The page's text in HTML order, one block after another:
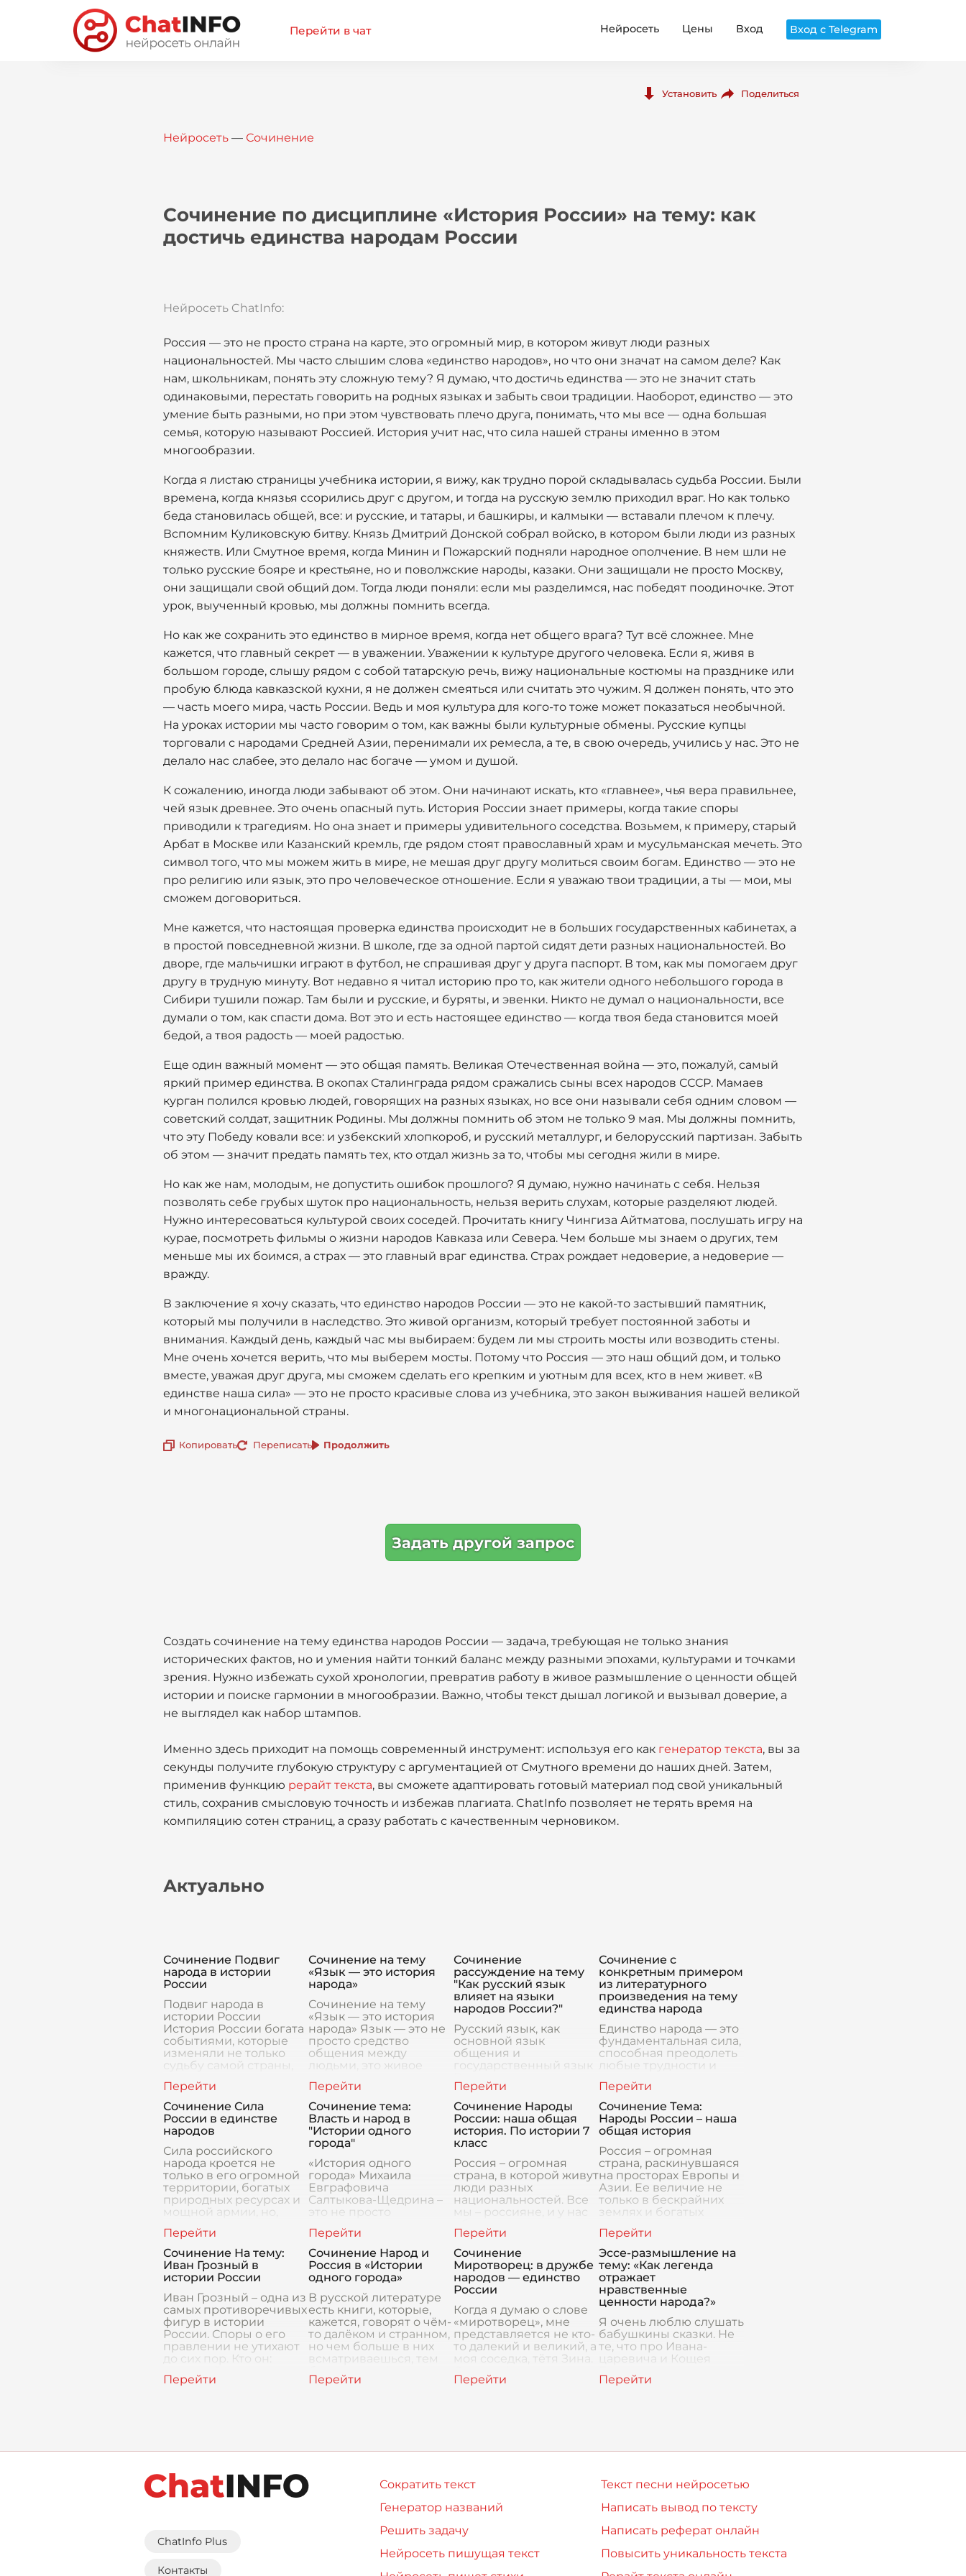
Перейти в чат Нейросеть Цены Вход Вход с Telegram
Установить Поделиться
Нейросеть — Сочинение
Сочинение по дисциплине «История России» на тему: как
достичь единства народам России
Нейросеть ChatInfo:
Россия — это не просто страна на карте, это огромный мир, в котором живут люди разных
национальностей. Мы часто слышим слова «единство народов», но что они значат на самом деле? Как
нам, школьникам, понять эту сложную тему? Я думаю, что достичь единства — это не значит стать
одинаковыми, перестать говорить на родных языках и забыть свои традиции. Наоборот, единство — это
умение быть разными, но при этом чувствовать плечо друга, понимать, что мы все — одна большая
семья, которую называют Россией. История учит нас, что сила нашей страны именно в этом
многообразии.
Когда я листаю страницы учебника истории, я вижу, как трудно порой складывалась судьба России. Были
времена, когда князья ссорились друг с другом, и тогда на русскую землю приходил враг. Но как только
беда становилась общей, все: и русские, и татары, и башкиры, и калмыки — вставали плечом к плечу.
Вспомним Куликовскую битву. Князь Дмитрий Донской собрал войско, в котором были люди из разных
княжеств. Или Смутное время, когда Минин и Пожарский подняли народное ополчение. В нем шли не
только русские бояре и крестьяне, но и поволжские народы, казаки. Они защищали не просто Москву,
они защищали свой общий дом. Тогда люди поняли: если мы разделимся, нас победят поодиночке. Этот
урок, выученный кровью, мы должны помнить всегда.
Но как же сохранить это единство в мирное время, когда нет общего врага? Тут всё сложнее. Мне
кажется, что главный секрет — в уважении. Уважении к культуре другого человека. Если я, живя в
большом городе, слышу рядом с собой татарскую речь, вижу национальные костюмы на празднике или
пробую блюда кавказской кухни, я не должен смеяться или считать это чужим. Я должен понять, что это
— часть моего мира, часть России. Ведь и моя культура для кого-то тоже может показаться необычной.
На уроках истории мы часто говорим о том, как важны были культурные обмены. Русские купцы
торговали с народами Средней Азии, перенимали их ремесла, а те, в свою очередь, учились у нас. Это не
делало нас слабее, это делало нас богаче — умом и душой.
К сожалению, иногда люди забывают об этом. Они начинают искать, кто «главнее», чья вера правильнее,
чей язык древнее. Это очень опасный путь. История России знает примеры, когда такие споры
приводили к трагедиям. Но она знает и примеры удивительного соседства. Возьмем, к примеру, старый
Арбат в Москве или Казанский кремль, где рядом стоят православный храм и мусульманская мечеть. Это
символ того, что мы можем жить в мире, не мешая друг другу молиться своим богам. Единство — это не
про религию или язык, это про человеческое отношение. Если я уважаю твои традиции, а ты — мои, мы
сможем договориться.
Мне кажется, что настоящая проверка единства происходит не в больших государственных кабинетах, а
в простой повседневной жизни. В школе, где за одной партой сидят дети разных национальностей. Во
дворе, где мальчишки играют в футбол, не спрашивая друг у друга паспорт. В том, как мы помогаем друг
другу в трудную минуту. Вот недавно я читал историю про то, как жители одного небольшого города в
Сибири тушили пожар. Там были и русские, и буряты, и эвенки. Никто не думал о национальности, все
думали о том, как спасти дома. Вот это и есть настоящее единство — когда твоя беда становится моей
бедой, а твоя радость — моей радостью.
Еще один важный момент — это общая память. Великая Отечественная война — это, пожалуй, самый
яркий пример единства. В окопах Сталинграда рядом сражались сыны всех народов СССР. Мамаев
курган полился кровью людей, говорящих на разных языках, но все они называли себя одним словом —
советский солдат, защитник Родины. Мы должны помнить об этом не только 9 мая. Мы должны помнить,
что эту Победу ковали все: и узбекский хлопкороб, и русский металлург, и белорусский партизан. Забыть
об этом — значит предать память тех, кто отдал жизнь за то, чтобы мы сегодня жили в мире.
Но как же нам, молодым, не допустить ошибок прошлого? Я думаю, нужно начинать с себя. Нельзя
позволять себе грубых шуток про национальность, нельзя верить слухам, которые разделяют людей.
Нужно интересоваться культурой своих соседей. Прочитать книгу Чингиза Айтматова, послушать игру на
курае, посмотреть фильмы о жизни народов Кавказа или Севера. Чем больше мы знаем о других, тем
меньше мы их боимся, а страх — это главный враг единства. Страх рождает недоверие, а недоверие —
вражду.
В заключение я хочу сказать, что единство народов России — это не какой-то застывший памятник,
который мы получили в наследство. Это живой организм, который требует постоянной заботы и
внимания. Каждый день, каждый час мы выбираем: будем ли мы строить мосты или возводить стены.
Мне очень хочется верить, что мы выберем мосты. Потому что Россия — это наш общий дом, и только
вместе, уважая друг друга, мы сможем сделать его крепким и уютным для всех, кто в нем живет. «В
единстве наша сила» — это не просто красивые слова из учебника, это закон выживания нашей великой
и многонациональной страны.
Копировать Переписать Продолжить
Задать другой запрос
Создать сочинение на тему единства народов России — задача, требующая не только знания
исторических фактов, но и умения найти тонкий баланс между разными эпохами, культурами и точками
зрения. Нужно избежать сухой хронологии, превратив работу в живое размышление о ценности общей
истории и поиске гармонии в многообразии. Важно, чтобы текст дышал логикой и вызывал доверие, а
не выглядел как набор штампов.
Именно здесь приходит на помощь современный инструмент: используя его как генератор текста, вы за
секунды получите глубокую структуру с аргументацией от Смутного времени до наших дней. Затем,
применив функцию рерайт текста, вы сможете адаптировать готовый материал под свой уникальный
стиль, сохранив смысловую точность и избежав плагиата. ChatInfo позволяет не терять время на
компиляцию сотен страниц, а сразу работать с качественным черновиком.
Актуально
Сочинение Подвиг
народа в истории
России
Подвиг народа в
истории России
История России богата
событиями, которые
изменяли не только
судьбу самой страны,
в целом. Однако особое
место в этой череде
вел
Сочинение на тему
«Язык — это история
народа»
Сочинение на тему
«Язык — это история
народа» Язык — это не
просто средство
общения между
людьми, это живое
памяти и наследия
нации. История народа
хранится н
Сочинение
рассуждение на тему
"Как русский язык
влияет на языки
народов России?"
Русский язык, как
основной язык
общения и
государственный язык
значительное влияние
на языки народов,
проживающих на её
территории. Это
влияние проявляется в
разл
Сочинение с
конкретным примером
из литературного
произведения на тему
единства народа
Единство народа — это
фундаментальная сила,
способная преодолеть
любые трудности и
на долю народа.
Великие литературные
произведения нередко
обращаются к этой т
Сочинение Сила
России в единстве
народов
Сила российского
народа кроется не
только в его огромной
территории, богатых
природных ресурсах и
мощной армии, но,
уникальной
способности
объединяться перед ли
Сочинение тема:
Власть и народ в
"Истории одного
города"
«История одного
города» Михаила
Евграфовича
Салтыкова-Щедрина –
это не просто
повествование, это
зеркало, беспощадно
отражающее пороки
российской
государственности, гд
Сочинение Народы
России: наша общая
история. По истории 7
класс
Россия – огромная
страна, в которой живут
люди разных
национальностей. Все
мы – россияне, и у нас
побед и поражений,
радостей и печалей.
Изучая историю
России
Сочинение Тема:
Народы России – наша
общая история
Россия – огромная
страна, раскинувшаяся
на просторах Европы и
Азии. Ее величие не
только в бескрайних
землях и богатых
но и в многообразии
народов, населяющих е
Сочинение На тему:
Иван Грозный в
истории России
Иван Грозный – одна из
самых противоречивых
фигур в истории
России. Споры о его
правлении не утихают
до сих пор. Кто он:
мудрый правитель,
Сочинение Народ и
Россия в «Истории
одного города»
В русской литературе
есть книги, которые,
кажется, говорят о чём-
то далёком и странном,
но чем больше в них
всматриваешься, тем
знакомые черты.
Сочинение
Миротворец: в дружбе
народов — единство
России
Когда я думаю о слове
«миротворец», мне
представляется не кто-
то далекий и великий, а
моя соседка, тётя Зина.
деревянном доме на
Эссе-размышление на
тему: «Как легенда
отражает
нравственные
ценности народа?»
Я очень люблю слушать
бабушкины сказки. Не
те, что про Ивана-
царевича и Кощея
она рассказывает
ChatInfo Plus
Контакты
Сократить текст
Генератор названий
Решить задачу
Нейросеть пишущая текст
Текст песни нейросетью
Написать вывод по тексту
Написать реферат онлайн
Повысить уникальность текста